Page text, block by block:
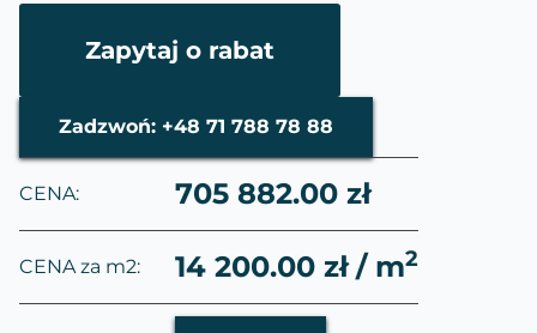
Zapytaj o rabat
Zadzwoń: +48 71 788 78 88
CENA: 705 882.00 zł
CENA za m2: 14 200.00 zł / m2